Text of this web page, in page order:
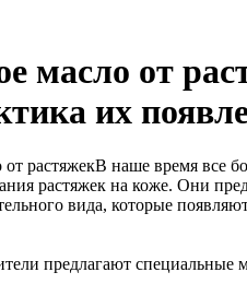
масло от
их
В наше время все
растяжек на коже. Они
вида, которые
предлагают